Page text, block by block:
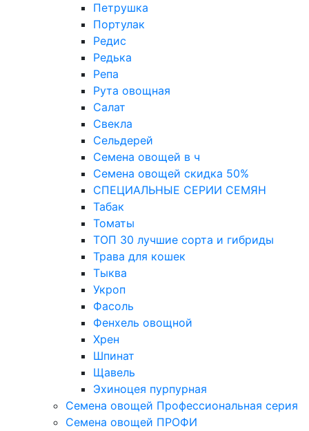
Петрушка
Портулак
Редис
Редька
Репа
Рута овощная
Салат
Свекла
Сельдерей
Семена овощей в ч
Семена овощей скидка 50%
СПЕЦИАЛЬНЫЕ СЕРИИ СЕМЯН
Табак
Томаты
ТОП 30 лучшие сорта и гибриды
Трава для кошек
Тыква
Укроп
Фасоль
Фенхель овощной
Хрен
Шпинат
Щавель
Эхиноцея пурпурная
Семена овощей Профессиональная серия
Семена овощей ПРОФИ